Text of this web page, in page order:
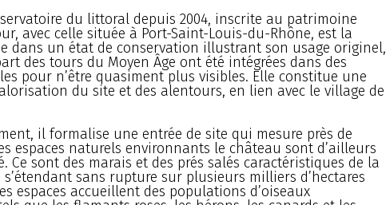
du littoral depuis 2004, inscrite au patrimoine
avec celle située à Port-Saint-Louis-du-Rhône, est la
dans un état de conservation illustrant son usage originel,
des tours du Moyen Âge ont été intégrées dans des
pour n’être quasiment plus visibles. Elle constitue une
du site et des alentours, en lien avec le village de
il formalise une entrée de site qui mesure près de
espaces naturels environnants le château sont d’ailleurs
Ce sont des marais et des prés salés caractéristiques de la
s’étendant sans rupture sur plusieurs milliers d’hectares
espaces accueillent des populations d’oiseaux